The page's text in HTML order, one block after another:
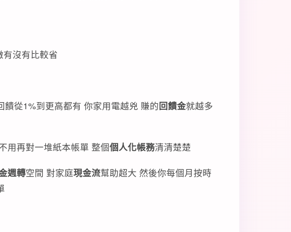
沒有比較省
饋從1%到更高都有 你家用電越兇 賺的回饋金就越多
用再對一堆紙本帳單 整個個人化帳務清清楚楚
週轉空間 對家庭現金流幫助超大 然後你每個月按時